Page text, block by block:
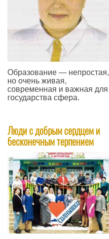
Образование — непростая,
но очень живая,
современная и важная для
государства сфера.
Люди с добрым сердцем и
бесконечным терпением